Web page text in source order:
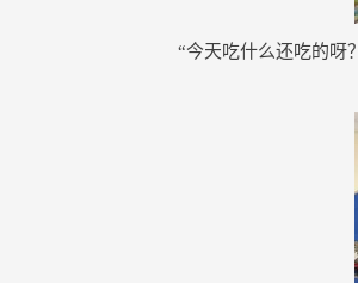
“今天吃什么还吃的呀